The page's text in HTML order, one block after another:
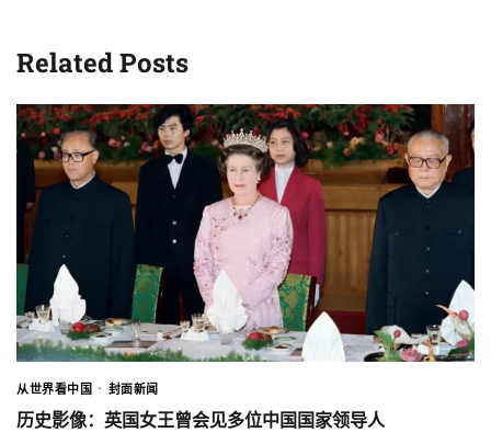
Related Posts
从世界看中国 封面新闻
历史影像：英国女王曾会见多位中国国家领导人